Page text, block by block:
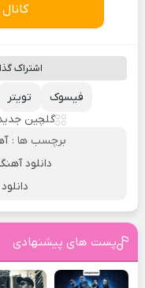
اشتراک
تویتر
فیسوک
گلچین
برچسب ها :
دانلود
پست های پیشنهادی